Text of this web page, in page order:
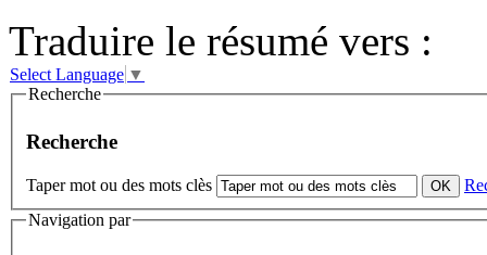
Traduire le résumé vers :
Select Language ▼
Recherche
Recherche
Taper mot ou des mots clès
Navigation par